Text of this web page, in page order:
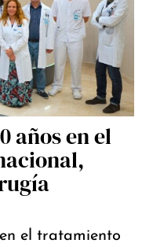
años en el
el tratamiento